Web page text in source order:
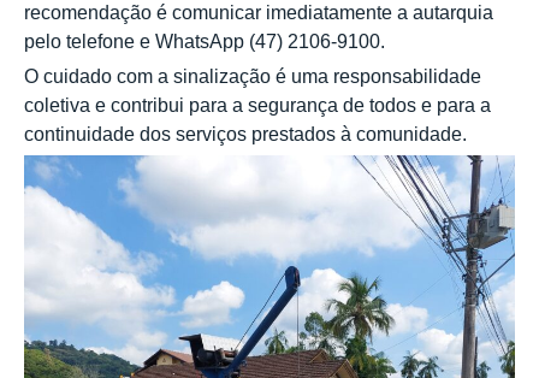
recomendação é comunicar imediatamente a autarquia
pelo telefone e WhatsApp (47) 2106-9100.
O cuidado com a sinalização é uma responsabilidade
coletiva e contribui para a segurança de todos e para a
continuidade dos serviços prestados à comunidade.